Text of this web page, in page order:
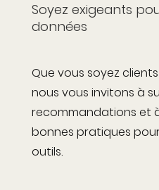
Soyez exigeants
données
Que vous soyez
nous vous invitons à
recommandations et
bonnes pratiques
outils.